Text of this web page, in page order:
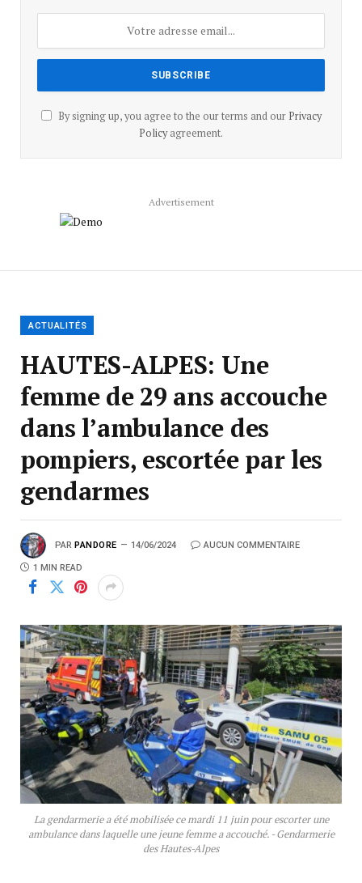
By signing up, you agree to the our terms and our Privacy
Policyagreement.
Advertisement
ACTUALITÉS
HAUTES-ALPES: Une
femme de 29 ans accouche
dans l’ambulance des
pompiers, escortée par les
gendarmes
PAR PANDORE 14/06/2024 AUCUN COMMENTAIRE
1 MIN READ
La gendarmerie a été mobilisée ce mardi 11 juin pour escorter une
ambulance dans laquelle une jeune femme a accouché. - Gendarmerie
des Hautes-Alpes